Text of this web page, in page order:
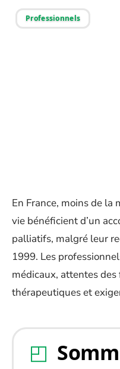
Professionnels
En France, moins de la
vie bénéficient d’un
palliatifs, malgré leur
1999. Les
médicaux, attentes
thérapeutiques et